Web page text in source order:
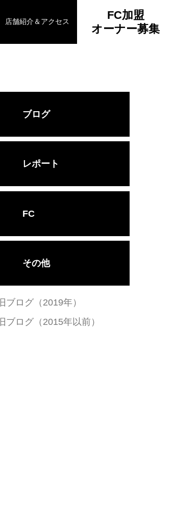
店舗紹介＆アクセス
FC加盟
オーナー募集
ブログ
レポート
FC
その他
旧ブログ（2019年）
旧ブログ（2015年以前）